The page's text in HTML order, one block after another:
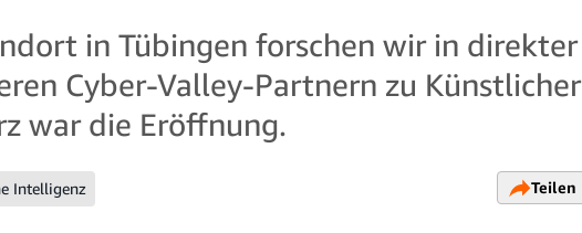
in Tübingen forschen wir in direkter
Cyber-Valley-Partnern zu Künstlicher
war die Eröffnung.
Intelligenz Teilen